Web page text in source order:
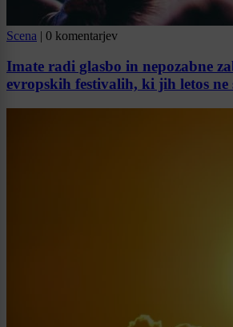
Scena | 0 komentarjev
Imate radi glasbo in nepozabne
evropskih festivalih, ki jih letos ne